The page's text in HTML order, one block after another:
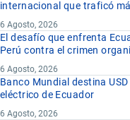
internacional que traficó
6 Agosto, 2026
El desafío que enfrenta
Perú contra el crimen
6 Agosto, 2026
Banco Mundial destina
eléctrico de Ecuador
6 Agosto, 2026